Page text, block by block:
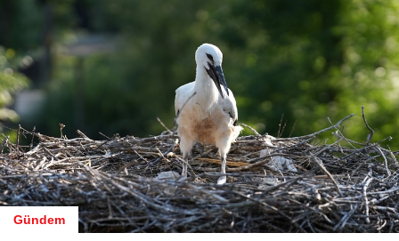
Gündem